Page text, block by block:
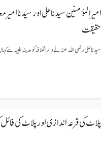
امیر المؤمنین سیدنا علی اور سیدنا
حقیقت
سیدنا علی رضی اللہ عنہ نے دار الخلافہ کو مدینہ طیبہ سے
پلاٹ کی قرعہ اندازی اور پلاٹ کی